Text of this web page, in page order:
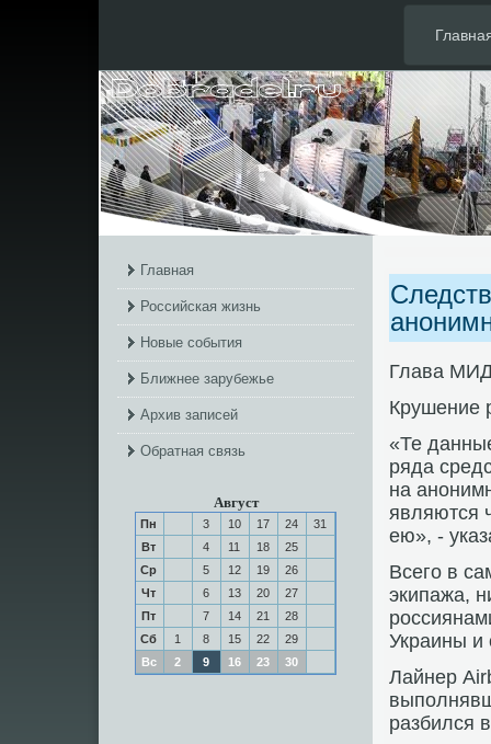
Главная
Российская жизнь
Новые события
Ближнее зарубежье
Архив записей
Обратная связь
Август
Пн 3 10 17 24
31
Вт
4 11 18
25
Ср
5 12 19
26
Чт
6 13 20
27
Пт
7 14 21
28
Сб
1 8 15 22
29
Вс
2 9 16 23 30
Глава МИД
Крушение
«Те
ряда
на
являются
ею», -
Всего в
экипажа,
Украины и
Лайнер
разбился